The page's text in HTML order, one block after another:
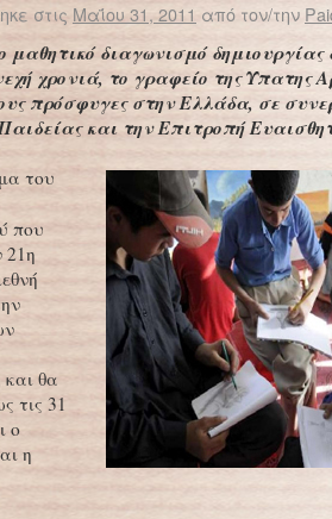
στις Μαΐου 31, 2011 από τον/την
μαθητικό διαγωνισμό δημιουργίας
χρονιά, το γραφείο της Ύπατης
πρόσφυγες στην Ελλάδα, σε
και την Επιτροπή
του
που
21η
θα
τις 31
ο
η